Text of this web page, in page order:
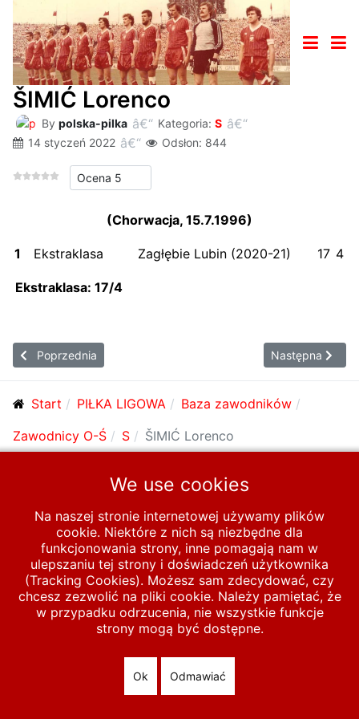
ŠIMIĆ Lorenco
By polska-pilka Kategoria: S
14 styczeń 2022
Odsłon: 844
Proszę, oceń
(Chorwacja, 15.7.1996)
1 Ekstraklasa Zagłębie Lubin (2020-21) 17 4
Ekstraklasa: 17/4
Poprzednia strona: SITEK Maksymilian
Poprzednia Następna
Następna
Start PIŁKA LIGOWA
Baza zawodników
Zawodnicy O-Ś
S ŠIMIĆ Lorenco
© 2026 polska-pilka.pl| Tanie strony internetowe
Reserved
We use cookies
Na naszej stronie internetowej używamy plików
cookie. Niektóre z nich są niezbędne dla
funkcjonowania strony, inne pomagają nam w
ulepszaniu tej strony i doświadczeń użytkownika
(Tracking Cookies). Możesz sam zdecydować, czy
chcesz zezwolić na pliki cookie. Należy pamiętać, że
w przypadku odrzucenia, nie wszystkie funkcje
strony mogą być dostępne.
Ok Odmawiać